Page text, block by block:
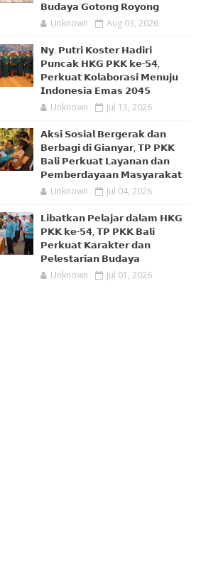
𝗕𝘂𝗱𝗮𝘆𝗮 𝗚𝗼𝘁𝗼𝗻𝗴 𝗥𝗼𝘆𝗼𝗻𝗴
Unknown Aug 03, 2026
𝗡𝘆. 𝗣𝘂𝘁𝗿𝗶 𝗞𝗼𝘀𝘁𝗲𝗿 𝗛𝗮𝗱𝗶𝗿𝗶
𝗣𝘂𝗻𝗰𝗮𝗸 𝗛𝗞𝗚 𝗣𝗞𝗞 𝗸𝗲-𝟱𝟰,
𝗣𝗲𝗿𝗸𝘂𝗮𝘁 𝗞𝗼𝗹𝗮𝗯𝗼𝗿𝗮𝘀𝗶 𝗠𝗲𝗻𝘂𝗷𝘂
𝗜𝗻𝗱𝗼𝗻𝗲𝘀𝗶𝗮 𝗘𝗺𝗮𝘀 𝟮𝟬𝟰𝟱
Unknown Jul 13, 2026
𝗔𝗸𝘀𝗶 𝗦𝗼𝘀𝗶𝗮𝗹 𝗕𝗲𝗿𝗴𝗲𝗿𝗮𝗸 𝗱𝗮𝗻
𝗕𝗲𝗿𝗯𝗮𝗴𝗶 𝗱𝗶 𝗚𝗶𝗮𝗻𝘆𝗮𝗿, 𝗧𝗣 𝗣𝗞𝗞
𝗕𝗮𝗹𝗶 𝗣𝗲𝗿𝗸𝘂𝗮𝘁 𝗟𝗮𝘆𝗮𝗻𝗮𝗻 𝗱𝗮𝗻
𝗣𝗲𝗺𝗯𝗲𝗿𝗱𝗮𝘆𝗮𝗮𝗻 𝗠𝗮𝘀𝘆𝗮𝗿𝗮𝗸𝗮𝘁
Unknown Jul 04, 2026
𝗟𝗶𝗯𝗮𝘁𝗸𝗮𝗻 𝗣𝗲𝗹𝗮𝗷𝗮𝗿 𝗱𝗮𝗹𝗮𝗺 𝗛𝗞𝗚
𝗣𝗞𝗞 𝗸𝗲-𝟱𝟰, 𝗧𝗣 𝗣𝗞𝗞 𝗕𝗮𝗹𝗶
𝗣𝗲𝗿𝗸𝘂𝗮𝘁 𝗞𝗮𝗿𝗮𝗸𝘁𝗲𝗿 𝗱𝗮𝗻
𝗣𝗲𝗹𝗲𝘀𝘁𝗮𝗿𝗶𝗮𝗻 𝗕𝘂𝗱𝗮𝘆𝗮
Unknown Jul 01, 2026